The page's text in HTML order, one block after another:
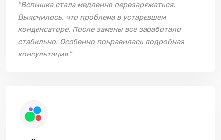
"Вспышка стала медленно перезаряжаться.
Выяснилось, что проблема в устаревшем
конденсаторе. После замены все заработало
стабильно. Особенно понравилась подробная
консультация."